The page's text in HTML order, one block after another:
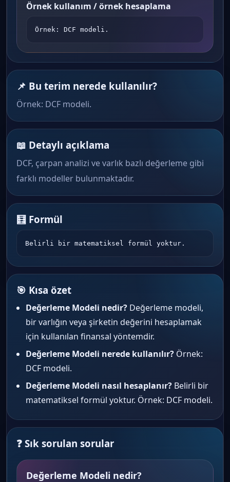
Örnek kullanım / örnek hesaplama
Örnek: DCF modeli.
📌 Bu terim nerede kullanılır?
Örnek: DCF modeli.
📖 Detaylı açıklama
DCF, çarpan analizi ve varlık bazlı değerleme gibi
farklı modeller bulunmaktadır.
🧮 Formül
Belirli bir matematiksel formül yoktur.
🎯 Kısa özet
Değerleme Modeli nedir? Değerleme modeli,
bir varlığın veya şirketin değerini hesaplamak
için kullanılan finansal yöntemdir.
Değerleme Modeli nerede kullanılır? Örnek:
DCF modeli.
Değerleme Modeli nasıl hesaplanır? Belirli bir
matematiksel formül yoktur. Örnek: DCF modeli.
❓ Sık sorulan sorular
Değerleme Modeli nedir?